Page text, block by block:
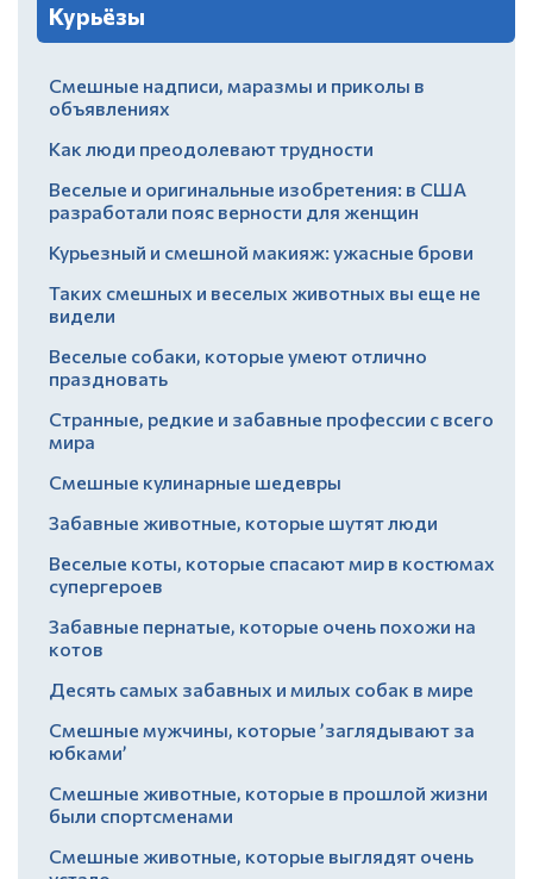
Курьёзы
Смешные надписи, маразмы и приколы в
объявлениях
Как люди преодолевают трудности
Веселые и оригинальные изобретения: в США
разработали пояс верности для женщин
Курьезный и смешной макияж: ужасные брови
Таких смешных и веселых животных вы еще не
видели
Веселые собаки, которые умеют отлично
праздновать
Странные, редкие и забавные профессии с всего
мира
Смешные кулинарные шедевры
Забавные животные, которые шутят люди
Веселые коты, которые спасают мир в костюмах
супергероев
Забавные пернатые, которые очень похожи на
котов
Десять самых забавных и милых собак в мире
Смешные мужчины, которые ’заглядывают за
юбками’
Смешные животные, которые в прошлой жизни
были спортсменами
Смешные животные, которые выглядят очень